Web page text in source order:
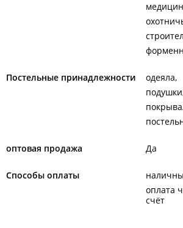
Постельные принадлежности
одеяла
подушки
оптовая продажа Да
Способы оплаты
оплата
счёт